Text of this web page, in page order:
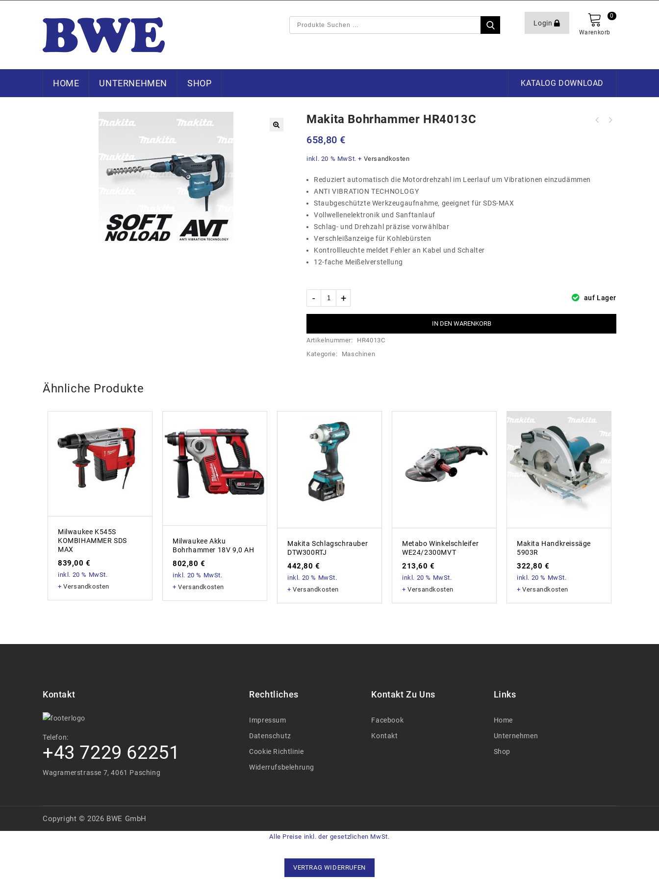
Login
Warenkorb
0
HOME UNTERNEHMEN SHOP KATALOG DOWNLOAD
Makita Bohrhammer HR4013C
658,80 €
inkl. 20 % MwSt. + Versandkosten
Reduziert automatisch die Motordrehzahl im Leerlauf um Vibrationen einzudämmen
ANTI VIBRATION TECHNOLOGY
Staubgeschützte Werkzeugaufnahme, geeignet für SDS-MAX
Vollwellenelektronik und Sanftanlauf
Schlag- und Drehzahl präzise vorwählbar
Verschleißanzeige für Kohlebürsten
Kontrollleuchte meldet Fehler an Kabel und Schalter
12-fache Meißelverstellung
auf Lager
IN DEN WARENKORB
Artikelnummer:
HR4013C
Kategorie:
Maschinen
Ähnliche Produkte
Milwaukee K545S
KOMBIHAMMER SDS
MAX
839,00€
inkl. 20 % MwSt.
+Versandkosten
Milwaukee Akku
Bohrhammer 18V 9,0 AH
802,80€
inkl. 20 % MwSt.
+Versandkosten
Makita Schlagschrauber
DTW300RTJ
442,80€
inkl. 20 % MwSt.
+Versandkosten
Metabo Winkelschleifer
WE24/2300MVT
213,60€
inkl. 20 % MwSt.
+Versandkosten
Makita Handkreissäge
5903R
322,80€
inkl. 20 % MwSt.
+Versandkosten
Kontakt
Telefon:
+43 7229 62251
Wagramerstrasse 7, 4061 Pasching
Rechtliches
Impressum
Datenschutz
Cookie Richtlinie
Widerrufsbelehrung
Kontakt Zu Uns
Facebook
Kontakt
Links
Home
Unternehmen
Shop
Copyright © 2026 BWE GmbH
Alle Preise inkl. der gesetzlichen MwSt.
VERTRAG WIDERRUFEN